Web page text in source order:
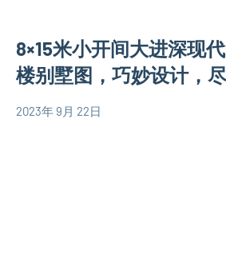
式
别
设
米
别
墅
设
8×15米小开间大进深现
楼别墅图，巧妙设计，
2023年 9月 22日
yacool